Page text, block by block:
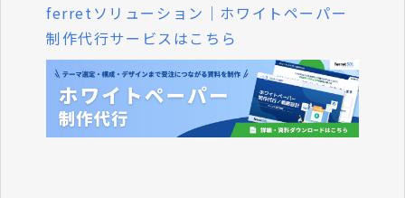
ferretソリューション｜ホワイトペーパー
制作代行サービスはこちら